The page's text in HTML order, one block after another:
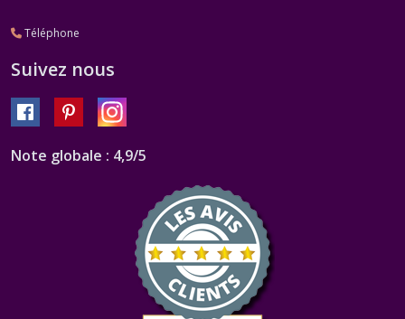
Téléphone
Suivez nous
Note globale : 4,9/5